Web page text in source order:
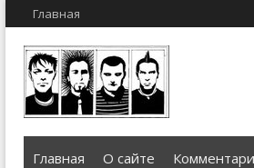
Главная
Главная О сайте